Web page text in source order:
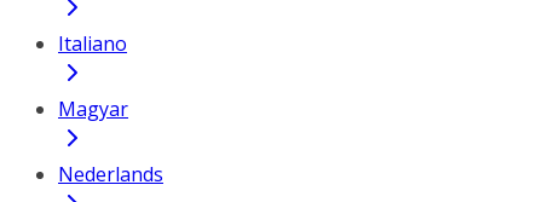
Italiano
Magyar
Nederlands